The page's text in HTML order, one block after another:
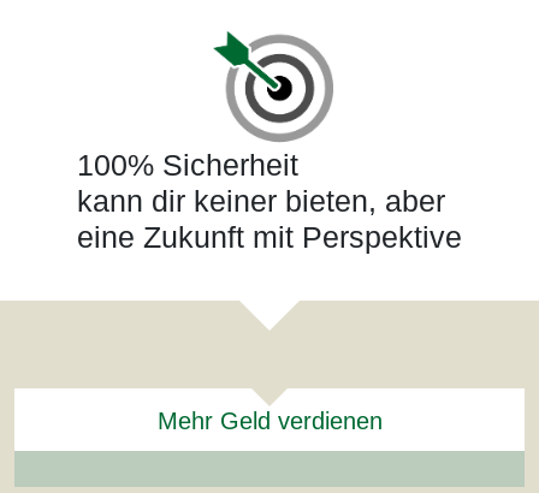
100% Sicherheit
kann dir keiner bieten, aber
eine Zukunft mit Perspektive
Mehr Geld verdienen